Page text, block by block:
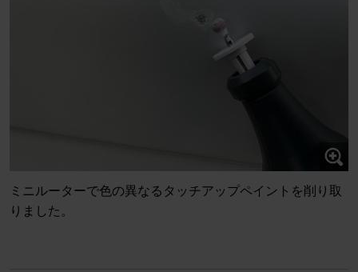
ミニルーターで色の異なるタッチアップペイントを削り取
りました。